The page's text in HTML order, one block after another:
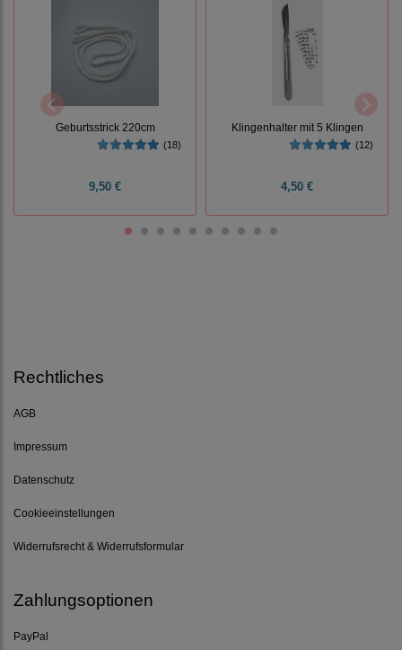
Geburtsstrick 220cm
(18)
9,50 €
Klingenhalter mit 5 Klingen
(12)
4,50 €
Rechtliches
AGB
Impressum
Datenschutz
Cookieeinstellungen
Widerrufsrecht & Widerrufsformular
Zahlungsoptionen
PayPal